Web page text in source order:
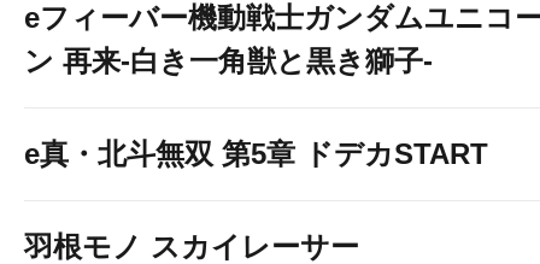
eフィーバー機動戦士ガンダムユニコ
ン 再来-白き一角獣と黒き獅子-
e真・北斗無双 第5章 ドデカSTART
羽根モノ スカイレーサー